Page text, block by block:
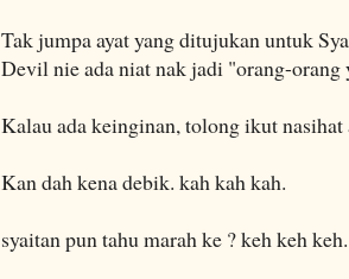
Tak jumpa ayat yang ditujukan untuk
Devil nie ada niat nak jadi "orang-orang
Kalau ada keinginan, tolong ikut
Kan dah kena debik. kah kah kah.
syaitan pun tahu marah ke ? keh keh keh.